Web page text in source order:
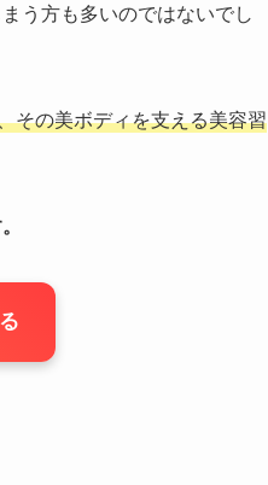
う方も多いのではないでし
その美ボディを支える美容習